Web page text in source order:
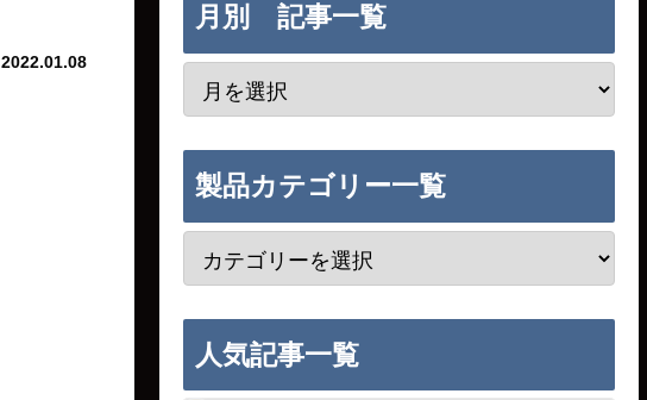
2022.01.08
月別 記事一覧
製品カテゴリー一覧
人気記事一覧